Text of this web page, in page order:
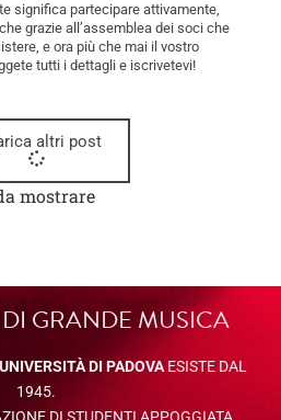
significa partecipare attivamente,
grazie all’assemblea dei soci che
e ora più che mai il vostro
tutti i dettagli e iscrivetevi!
altri post
mostrare
GRANDE MUSICA
DI PADOVAESISTE DAL
1945.